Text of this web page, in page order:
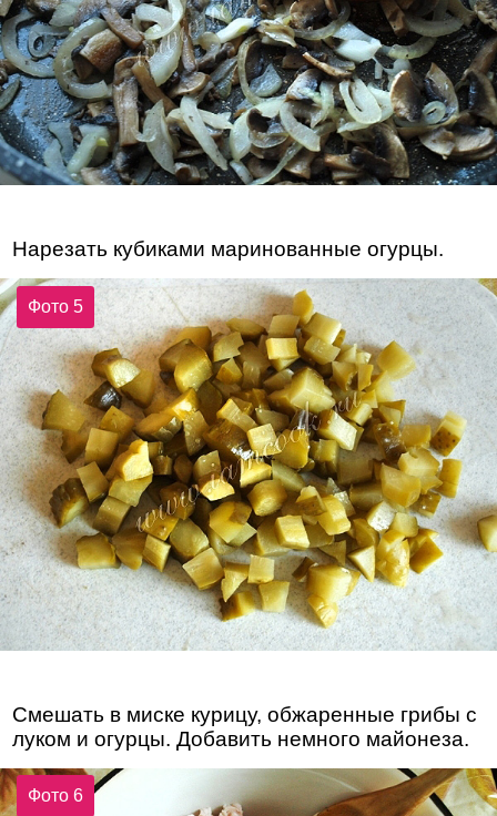
Нарезать кубиками маринованные огурцы.
Фото 5
Смешать в миске курицу, обжаренные грибы с
луком и огурцы. Добавить немного майонеза.
Фото 6